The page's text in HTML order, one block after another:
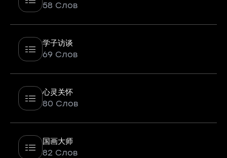
58 Слов
学子访谈
69 Слов
心灵关怀
80 Слов
国画大师
82 Слов